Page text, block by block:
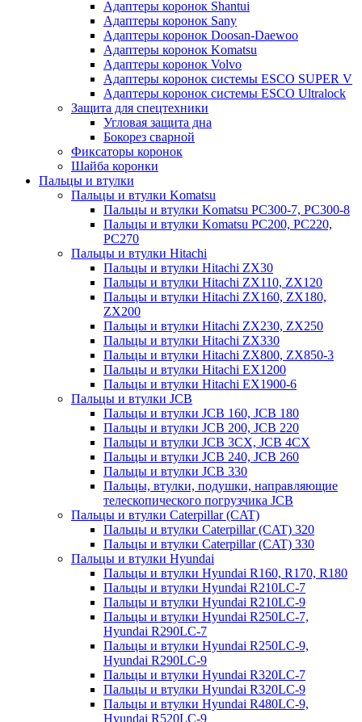
Адаптеры коронок Shantui
Адаптеры коронок Sany
Адаптеры коронок Doosan-Daewoo
Адаптеры коронок Komatsu
Адаптеры коронок Volvo
Адаптеры коронок системы ESCO SUPER V
Адаптеры коронок системы ESCO Ultralock
Защита для спецтехники
Угловая защита дна
Бокорез сварной
Фиксаторы коронок
Шайба коронки
Пальцы и втулки
Пальцы и втулки Komatsu
Пальцы и втулки Komatsu PC300-7, PC300-8
Пальцы и втулки Komatsu PC200, PC220,
PC270
Пальцы и втулки Hitachi
Пальцы и втулки Hitachi ZX30
Пальцы и втулки Hitachi ZX110, ZX120
Пальцы и втулки Hitachi ZX160, ZX180,
ZX200
Пальцы и втулки Hitachi ZX230, ZX250
Пальцы и втулки Hitachi ZX330
Пальцы и втулки Hitachi ZX800, ZX850-3
Пальцы и втулки Hitachi EX1200
Пальцы и втулки Hitachi EX1900-6
Пальцы и втулки JCB
Пальцы и втулки JCB 160, JCB 180
Пальцы и втулки JCB 200, JCB 220
Пальцы и втулки JCB 3CX, JCB 4CX
Пальцы и втулки JCB 240, JCB 260
Пальцы и втулки JCB 330
Пальцы, втулки, подушки, направляющие
телескопического погрузчика JCB
Пальцы и втулки Caterpillar (CAT)
Пальцы и втулки Caterpillar (CAT) 320
Пальцы и втулки Caterpillar (CAT) 330
Пальцы и втулки Hyundai
Пальцы и втулки Hyundai R160, R170, R180
Пальцы и втулки Hyundai R210LC-7
Пальцы и втулки Hyundai R210LC-9
Пальцы и втулки Hyundai R250LC-7,
Hyundai R290LC-7
Пальцы и втулки Hyundai R250LC-9,
Hyundai R290LC-9
Пальцы и втулки Hyundai R320LC-7
Пальцы и втулки Hyundai R320LC-9
Пальцы и втулки Hyundai R480LC-9,
Hyundai R520LC-9